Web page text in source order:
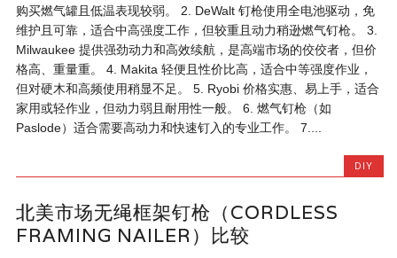
购买燃气罐且低温表现较弱。 2. DeWalt 钉枪使用全电池驱动，免
维护且可靠，适合中高强度工作，但较重且动力稍逊燃气钉枪。 3.
Milwaukee 提供强劲动力和高效续航，是高端市场的佼佼者，但价
格高、重量重。 4. Makita 轻便且性价比高，适合中等强度作业，
但对硬木和高频使用稍显不足。 5. Ryobi 价格实惠、易上手，适合
家用或轻作业，但动力弱且耐用性一般。 6. 燃气钉枪（如
Paslode）适合需要高动力和快速钉入的专业工作。 7....
DIY
北美市场无绳框架钉枪（CORDLESS
FRAMING NAILER）比较